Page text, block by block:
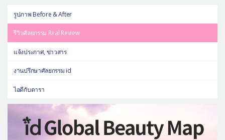
รูปภาพ Before & After
รีวิวศัลยกรรม Real Review
แจ้งประกาศ, ข่าวสาร
งานปรึกษาศัลยกรรม id
ไอดีกับดารา